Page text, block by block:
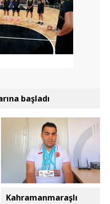
başladı
Kahramanmaraşlı